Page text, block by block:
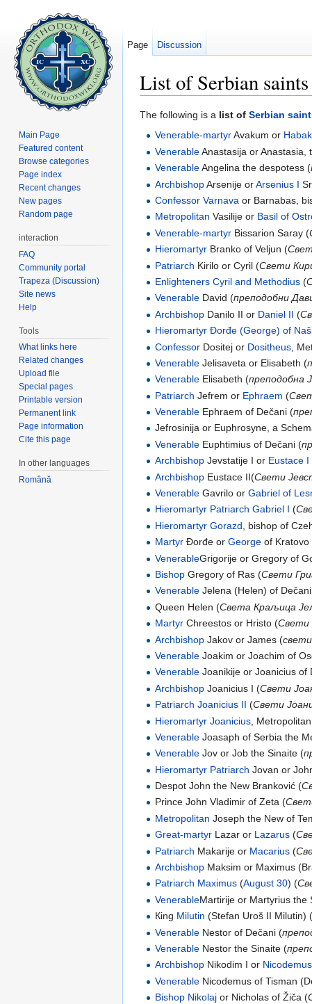
List of Serbian saints
The following is a list of Serbian
Venerable-martyrAvakum or
VenerableAnastasija or Anastasia,
VenerableAngelina the despotess (
ArchbishopArsenije orArsenius I
Confessor Varnava or Barnabas,
Metropolitan Vasilije or Basil of
Venerable-martyr Bissarion Saray (
Hieromartyr Branko of Veljun (
Patriarch Kirilo or Cyril (Свети
Enlighteners Cyril and Methodius (
Venerable David (преподобни
Archbishop Danilo II or Daniel II (
Hieromartyr Đorđe (George) of
Confessor Dositej or Dositheus ,
Venerable Jelisaveta or Elisabeth (
Venerable Elisabeth (преподобна
Patriarch Jefrem or Ephraem (
Venerable Ephraem of Dečani (
Jefrosinija or Euphrosyne, a
Venerable Euphtimius of Dečani (
Archbishop Jevstatije I or Eustace I
Archbishop Eustace II(Свети
Venerable Gavrilo orGabriel of
Hieromartyr Patriarch Gabriel I (
Hieromartyr Gorazd , bishop of
Martyr Đorđe orGeorge of Kratovo
VenerableGrigorije оr Gregory of
Bishop Gregory of Ras (Свети
Venerable Jelena (Helen) of
Queen Helen (Света Краљица
Martyr Chreestos or Hristo (Cвети
Archbishop Jakov or James (
Venerable Joakim or Joachim of
Venerable Joanikije or Joanicius of
Archbishop Joanicius I (Свети
Patriarch Joanicius II (Свети
Hieromartyr Joanicius ,
Venerable Joasaph of Serbia the
Venerable Jov or Job the Sinaite (
Hieromartyr Patriarch Jovan or
Despot John the New Branković (
Prince John Vladimir of Zeta (
Metropolitan Joseph the New of
Great-martyr Lazar or Lazarus (
Patriarch Makarije or Macarius (
Archbishop Maksim or Maximus
Patriarch Maximus (August 30) (
VenerableMartirije or Martyrius the
Кing Milutin (Stefan Uroš II Milutin)
Venerable Nestor of Dečani (
Venerable Nestor the Sinaite (
Archbishop Nikodim I оr Nicodemus
Venerable Nicodemus of Tisman
Bishop Nikolajor Nicholas of Žiča (
Page Discussion
Main Page
Featured content
Browse categories
Page index
Recent changes
New pages
Random page
interaction
FAQ
Community portal
Trapeza (Discussion)
Site news
Help
Tools
What links here
Related changes
Upload file
Special pages
Printable version
Permanent link
Page information
Cite this page
In other languages
Română